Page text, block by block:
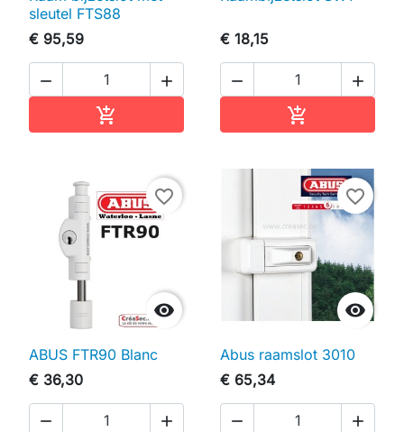
sleutel FTS88
€ 95,59
 

€ 18,15
 


favorite_border
ABUS FTR90 Blanc
€ 36,30
 

favorite_border
Abus raamslot 3010
€ 65,34
 